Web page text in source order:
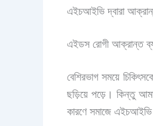
এইচআইভি দ্বারা
এইডস রোগী আক্রান্ত
বেশিরভাগ সময়ে
ছড়িয়ে পড়ে। কিন্তু
কারণে সমাজে এইচআইভি